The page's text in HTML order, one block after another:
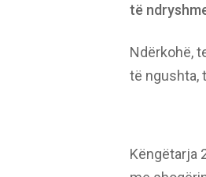
të
Ndërkohë,
të ngushta,
Këngëtarja